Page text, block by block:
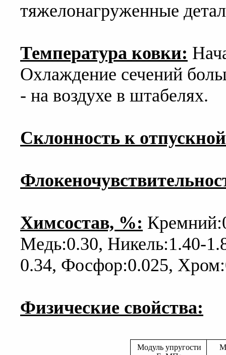
тяжелонагруженные
Температура ковки:
Охлаждение сечений
- на воздухе в штабелях.
Склонность к
Химсостав, %:
Медь:0.30, Никель:1.40-
0.34, Фосфор:0.025,
Физические свойства:
Модуль упругости